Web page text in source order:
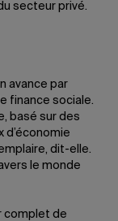
secteur privé.
avance par
finance sociale.
basé sur des
d’économie
dit-elle.
le monde
complet de